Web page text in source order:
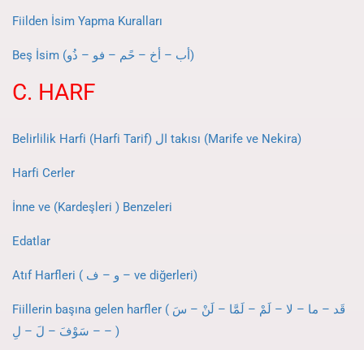
Fiilden İsim Yapma Kuralları
Beş İsim (أب – أخ – حًم – فو – ذُو)
C. HARF
Belirlilik Harfi (Harfi Tarif) ال takısı (Marife ve Nekira)
Harfi Cerler
İnne ve (Kardeşleri ) Benzeleri
Edatlar
Atıf Harfleri ( و – ف – ve diğerleri)
Fiillerin başına gelen harfler ( قَد – ما – لا – لَمْ – لَمَّا – لَنْ – سَ
– سَوْفَ – لَ – لِ – )